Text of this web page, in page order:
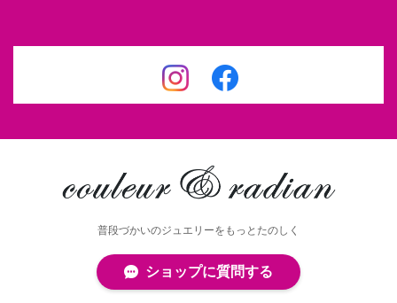
普段づかいのジュエリーをもっとたのしく
ショップに質問する